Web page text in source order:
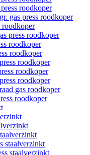
roodkoper
gas press roodkoper
roodkoper
press roodkoper
roodkoper
roodkoper
roodkoper
roodkoper
roodkoper
gas roodkoper
roodkoper
staalverzinkt
staalverzinkt